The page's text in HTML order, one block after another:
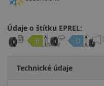
Údaje o štítku EPREL:
Technické údaje